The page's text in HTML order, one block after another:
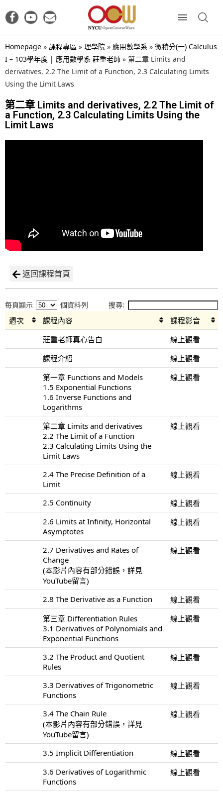
Homepage » 課程專區 » 理學院 » 應用數學系 » 微積分(一) Calculus
I – 103學年度 | 應用數學系 莊重老師 » 第二章 Limits and
derivatives, 2.2 The Limit of a Function, 2.3 Calculating Limits
Using the Limit Laws
第二章 Limits and derivatives, 2.2 The Limit of
a Function, 2.3 Calculating Limits Using the
Limit Laws
返回課程首頁
每頁顯示 個資料列 搜尋:
週次 課程內容
課程影音
莊重老師真心告白
線上觀看
課程介紹
線上觀看
第一章 Functions and Models
1.5 Exponential Functions
1.6 Inverse Functions and
Logarithms
線上觀看
第二章 Limits and derivatives
2.2 The Limit of a Function
2.3 Calculating Limits Using the
Limit Laws
線上觀看
2.4 The Precise Definition of a
Limit
線上觀看
2.5 Continuity
線上觀看
2.6 Limits at Infinity, Horizontal
Asymptotes
線上觀看
2.7 Derivatives and Rates of
Change
(本影片內容有部分錯誤，詳見
YouTube留言)
線上觀看
2.8 The Derivative as a Function
線上觀看
第三章 Differentiation Rules
3.1 Derivatives of Polynomials and
Exponential Functions
線上觀看
3.2 The Product and Quotient
Rules
線上觀看
3.3 Derivatives of Trigonometric
Functions
線上觀看
3.4 The Chain Rule
(本影片內容有部分錯誤，詳見
YouTube留言)
線上觀看
3.5 Implicit Differentiation
線上觀看
3.6 Derivatives of Logarithmic
Functions
線上觀看